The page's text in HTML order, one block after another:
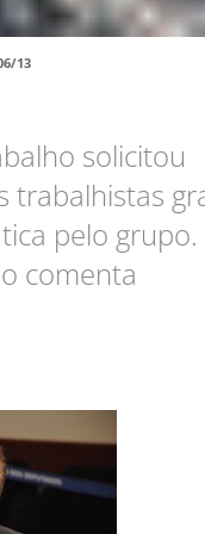
13
solicitou
trabalhistas
pelo grupo.
comenta